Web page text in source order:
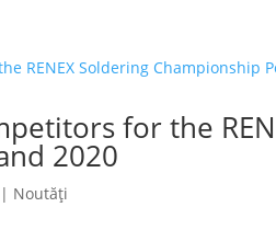
for the
2020
Noutăți